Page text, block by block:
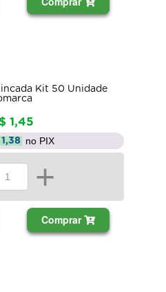
Kit 50 Unidade
1,45
no PIX
+
Comprar